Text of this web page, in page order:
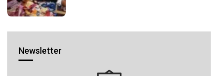
Newsletter